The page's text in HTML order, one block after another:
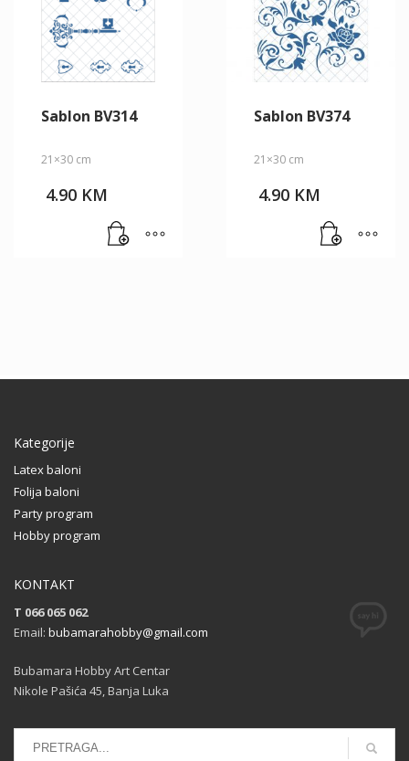
Sablon BV314
21×30 cm
4.90 KM
Sablon BV374
21×30 cm
4.90 KM
Kategorije
Latex baloni
Folija baloni
Party program
Hobby program
KONTAKT
T 066 065 062
Email: bubamarahobby@gmail.com
Bubamara Hobby Art Centar
Nikole Pašića 45, Banja Luka